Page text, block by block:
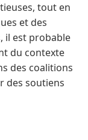
tout en
et des
il est probable
du contexte
des coalitions
des soutiens